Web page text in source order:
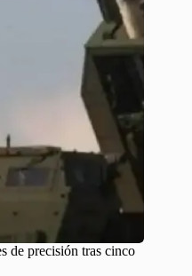
de precisión tras cinco